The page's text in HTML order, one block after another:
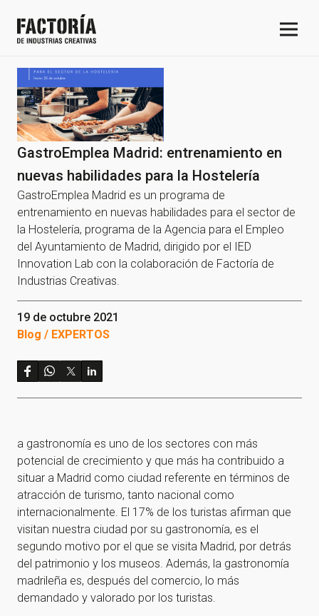
GastroEmplea Madrid: entrenamiento en
nuevas habilidades para la Hostelería
GastroEmplea Madrid es un programa de
entrenamiento en nuevas habilidades para el sector de
la Hostelería, programa de la Agencia para el Empleo
del Ayuntamiento de Madrid, dirigido por el IED
Innovation Lab con la colaboración de Factoría de
Industrias Creativas.
19 de octubre 2021
Blog / EXPERTOS
a gastronomía es uno de los sectores con más
potencial de crecimiento y que más ha contribuido a
situar a Madrid como ciudad referente en términos de
atracción de turismo, tanto nacional como
internacionalmente. El 17% de los turistas afirman que
visitan nuestra ciudad por su gastronomía, es el
segundo motivo por el que se visita Madrid, por detrás
del patrimonio y los museos. Además, la gastronomía
madrileña es, después del comercio, lo más
demandado y valorado por los turistas.